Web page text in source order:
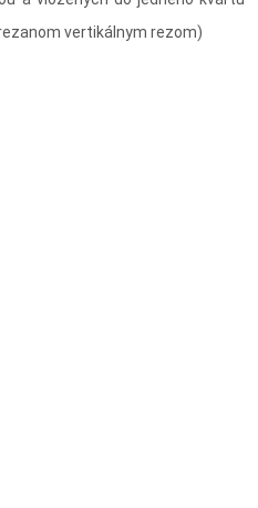
vertikálnym rezom)